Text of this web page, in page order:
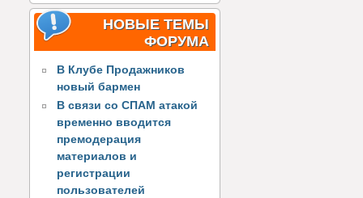
НОВЫЕ ТЕМЫ
ФОРУМА
В Клубе Продажников
новый бармен
В связи со СПАМ атакой
временно вводится
премодерация
материалов и
регистрации
пользователей